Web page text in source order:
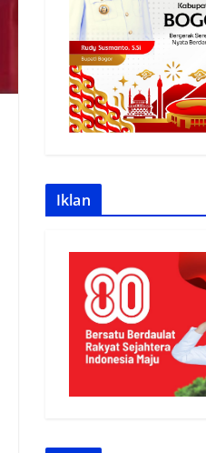
Iklan